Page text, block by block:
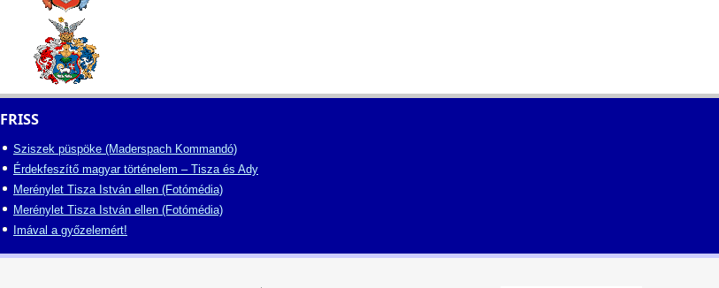
FRISS
Sziszek püspöke (Maderspach Kommandó)
Érdekfeszítő magyar történelem – Tisza és Ady
Merénylet Tisza István ellen (Fotómédia)
Merénylet Tisza István ellen (Fotómédia)
Imával a győzelemért!